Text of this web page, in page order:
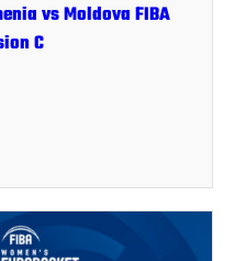
vs Moldova FIBA
C